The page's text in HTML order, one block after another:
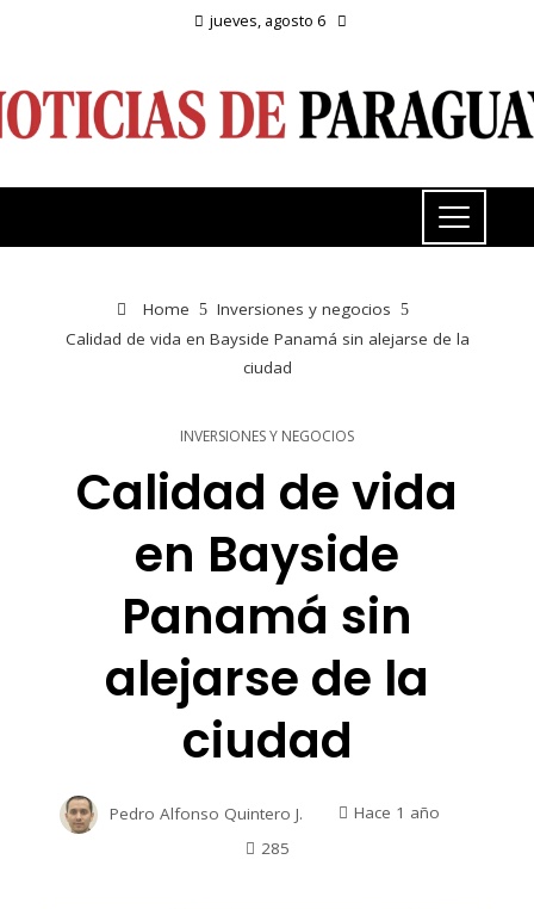
jueves, agosto 6
Home
Inversiones y negocios
Calidad de vida en Bayside Panamá sin alejarse de la
ciudad
INVERSIONES Y NEGOCIOS
Calidad de vida
en Bayside
Panamá sin
alejarse de la
ciudad
Pedro Alfonso Quintero J.
Hace 1 año
285